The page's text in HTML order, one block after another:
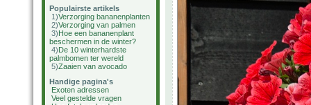
Populairste artikels
1)Verzorging bananenplanten
2)Verzorging van palmen
3)Hoe een bananenplant
beschermen in de winter?
4)De 10 winterhardste
palmbomen ter wereld
5)Zaaien van avocado
Handige pagina's
Exoten adressen
Veel gestelde vragen